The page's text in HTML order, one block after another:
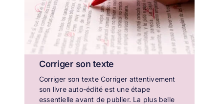
Corriger son texte
Corriger son texte Corriger attentivement
son livre auto-édité est une étape
essentielle avant de publier. La plus belle